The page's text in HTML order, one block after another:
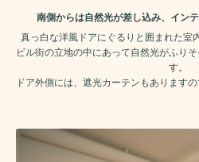
南側からは自然光が差し込み、イン
真っ白な洋風ドアにぐるりと囲まれた室
ビル街の立地の中にあって自然光がふり
す。
ドア外側には、遮光カーテンもあります